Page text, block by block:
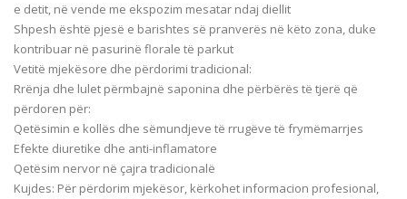
e detit, në vende me ekspozim mesatar ndaj diellit
Shpesh është pjesë e barishtes së pranverës në këto zona, duke
kontribuar në pasurinë florale të parkut
Vetitë mjekësore dhe përdorimi tradicional:
Rrënja dhe lulet përmbajnë saponina dhe përbërës të tjerë që
përdoren për:
Qetësimin e kollës dhe sëmundjeve të rrugëve të frymëmarrjes
Efekte diuretike dhe anti-inflamatore
Qetësim nervor në çajra tradicionalë
Kujdes: Për përdorim mjekësor, kërkohet informacion profesional,